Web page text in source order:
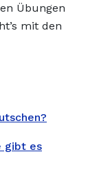
Übungen
mit den
gibt es